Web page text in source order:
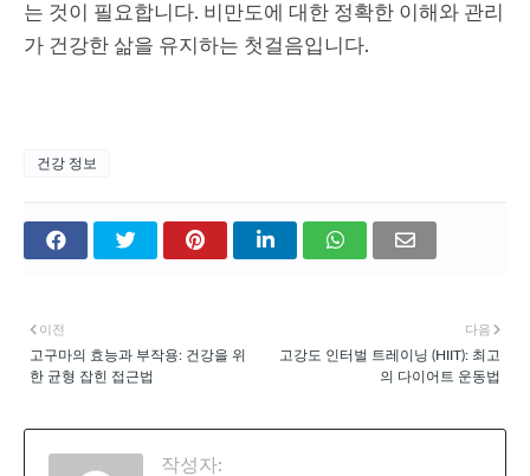
는 것이 필요합니다. 비만도에 대한 정확한 이해와 관리
가 건강한 삶을 유지하는 첫걸음입니다.
건강 정보
다음
고강도 인터벌 트레이닝 (HIIT): 최고
의 다이어트 운동법
이전
고구마의 효능과 부작용: 건강을 위
한 균형 잡힌 접근법
작성자: